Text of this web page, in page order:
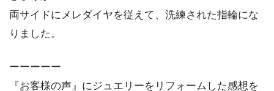
両サイドにメレダイヤを従えて、洗練された指輪にな
りました。
ーーーーー
『お客様の声』にジュエリーをリフォームした感想を